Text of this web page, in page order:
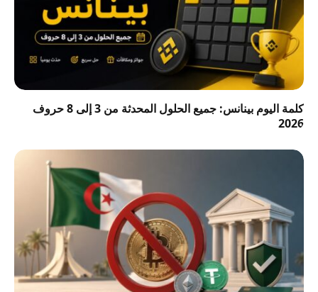
كلمة اليوم بينانس: جميع الحلول المحدثة من 3 إلى 8 حروف
2026